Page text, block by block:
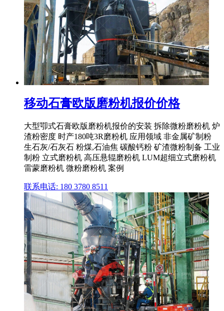
移动石膏欧版磨粉机报价价格
大型卾式石膏欧版磨粉机报价的安装 拆除微粉磨粉机 炉
渣粉密度 时产180吨3R磨粉机 应用领域 非金属矿制粉
生石灰/石灰石 粉煤,石油焦 碳酸钙粉 矿渣微粉制备 工业
制粉 立式磨粉机 高压悬辊磨粉机 LUM超细立式磨粉机
雷蒙磨粉机 微粉磨粉机 案例
联系电话: 180 3780 8511